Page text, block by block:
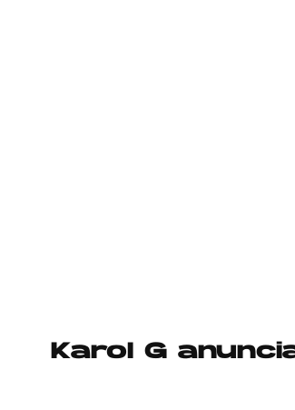
Karol G